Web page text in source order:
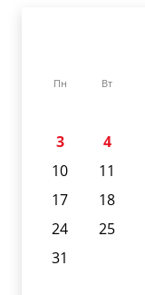
Пн Вт
3
4
10
11
17
18
24
25
31